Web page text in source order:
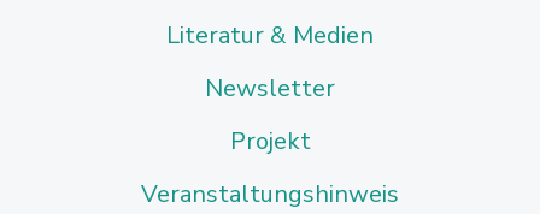
Literatur & Medien
Newsletter
Projekt
Veranstaltungshinweis